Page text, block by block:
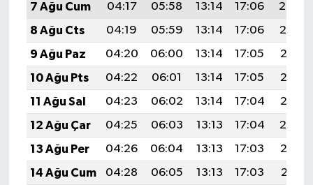
7 Ağu Cum
04:17 05:58 13:14 17:06
20:20
8 Ağu Cts
04:19 05:59 13:14 17:06
20:19
9 Ağu Paz
04:20 06:00 13:14 17:05
20:18
10 Ağu Pts
04:22 06:01 13:14 17:05
20:16
11 Ağu Sal
04:23 06:02 13:14 17:04
20:15
12 Ağu Çar
04:25 06:03 13:13 17:04
20:14
13 Ağu Per
04:26 06:04 13:13 17:03
20:13
14 Ağu Cum
04:28 06:05 13:13 17:03
20:11